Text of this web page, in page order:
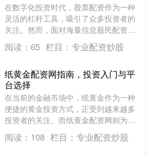
在数字化投资时代，股票配资作为一种
灵活的杠杆工具，吸引了众多投资者的
关注。然而，面对海量信息股民配资平
台，如何让您的股票配资相关内容在搜
索引擎中脱颖而出？答案在....
阅读： 65 栏目： 专业配资炒股
纸黄金配资网指南，投资入门与平
台选择
在当前的金融市场中，纸黄金作为一种
便捷的黄金投资方式，正受到越来越多
投资者的关注。而纸黄金配资网则为投
资者提供了杠杆化参与黄金市场的机
会。本文将从投资入门和平台....
阅读： 108 栏目： 专业配资炒股